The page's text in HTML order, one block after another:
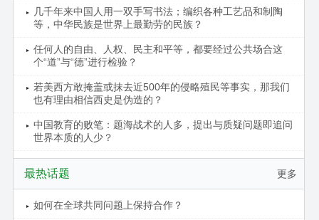
几千年来中国人用一双手写书法；编织各种工艺品和制陶
等，中华民族是世界上最勤劳的民族？
任何人的自由、人权、民主和平等，都要经过公共场合这
个“道”与“德”进行检验？
若美西方敢掩盖或抹去近500年的侵略殖民等事实，那我们
也有理由相信西史是伪造的？
中国教育的败笔：题海战术的人多，提出与质疑问题即追问
世界本质的人少？
更多
最热话题
如何在全球共同问题上保持合作？